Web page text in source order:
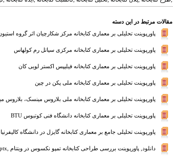
مقالات مرتبط در این دسته
پاورپوینت تحلیلی بر معماری کتابخانه مرکز شکارچیان اثر گروه
پاورپوینت تحلیلی بر معماری کتابخانه مرکزی سیاتل رم کولهاس
پاورپوینت تحلیلی بر معماری کتابخانه فیلیپس اکستر لویی کان
پاورپوینت تحلیلی بر معماری کتابخانه ملی پکن در چین
پاورپوینت تحلیلی بر معماری کتابخانه ملی بلاروس مینسک، بلاروس
پاورپوینت تحلیلی بر معماری کتابخانه دانشگاه فنی کوتبوس BTU
پاورپوینت تحلیلی جامع بر معماری کتابخانه گایزل در دانشگاه کالیفرنیا
دانلود, پاورپوینت بررسی طراحی کتابخانه تمپو نکسوس در ویتنام ,pptx